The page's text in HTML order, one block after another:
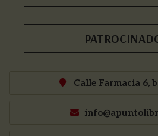
Calle Farmacia 6,